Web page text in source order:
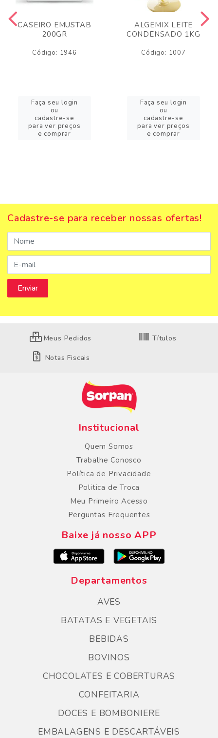
CASEIRO EMUSTAB
200GR
Código: 1946
Faça seu login
ou
cadastre-se
para ver preços
e comprar
ALGEMIX LEITE
CONDENSADO 1KG
Código: 1007
Faça seu login
ou
cadastre-se
para ver preços
e comprar
Cadastre-se para receber nossas ofertas!
Meus Pedidos Títulos
Notas Fiscais
Institucional
Quem Somos
Trabalhe Conosco
Política de Privacidade
Politica de Troca
Meu Primeiro Acesso
Perguntas Frequentes
Baixe já nosso APP
Departamentos
AVES
BATATAS E VEGETAIS
BEBIDAS
BOVINOS
CHOCOLATES E COBERTURAS
CONFEITARIA
DOCES E BOMBONIERE
EMBALAGENS E DESCARTÁVEIS